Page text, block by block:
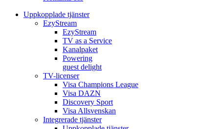
Uppkopplade tjänster
EzyStream
EzyStream
TV as a Service
Kanalpaket
Powering
guest delight
TV-licenser
Visa Champions League
Visa DAZN
Discovery Sport
Visa Allsvenskan
Integrerade tjänster